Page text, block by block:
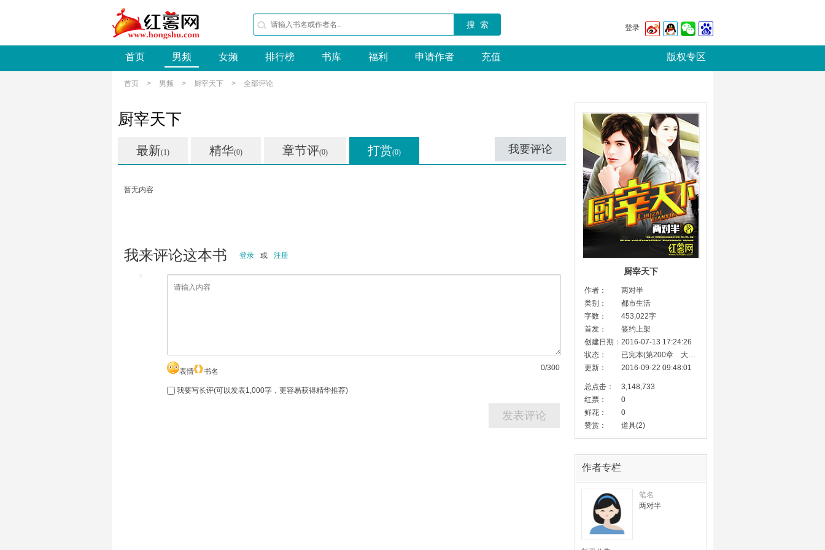
搜 索 登录
首页 男频 女频 排行榜 书库 福利 申请作者 充值 版权专区
首页 > 男频 > 厨宰天下 > 全部评论
厨宰天下
最新(1) 精华(0) 章节评(0) 打赏(0) 我要评论
暂无内容
我来评论这本书 登录 或 注册
表情 书名 0/300
我要写长评(可以发表1,000字，更容易获得精华推荐)
厨宰天下
作者：
类别：
字数：
首发：
创建日期：
状态：
更新：
两对半
都市生活
453,022字
签约上架
2016-07-13 17:24:26
已完本(第200章 大结局)
2016-09-22 09:48:01
总点击：
红票：
鲜花：
赞赏：
3,148,733
0
0
道具(2)
作者专栏
笔名
两对半